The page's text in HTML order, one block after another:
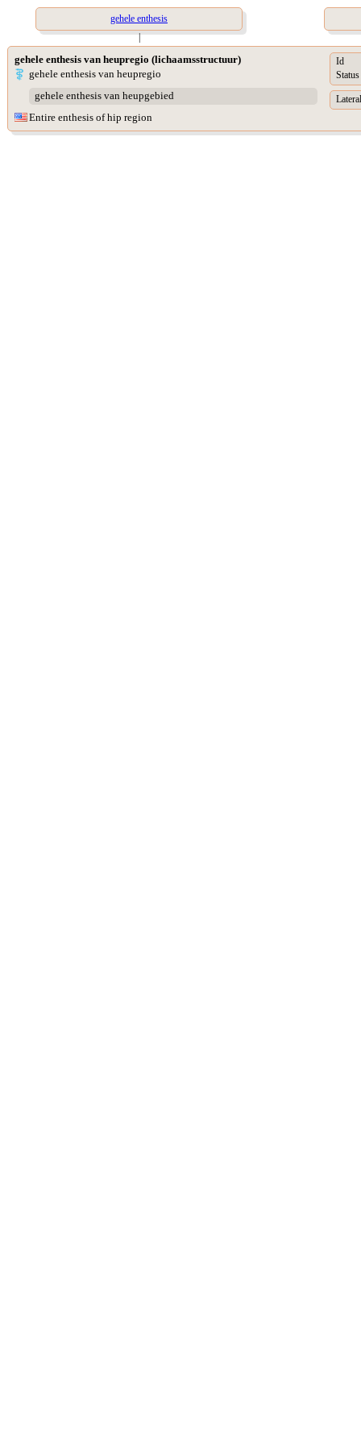
gehele enthesis
|
gehele enthesis van heupregio (lichaamsstructuur)
gehele enthesis van heupregio
gehele enthesis van heupgebied
Entire enthesis of hip region
Id
Status